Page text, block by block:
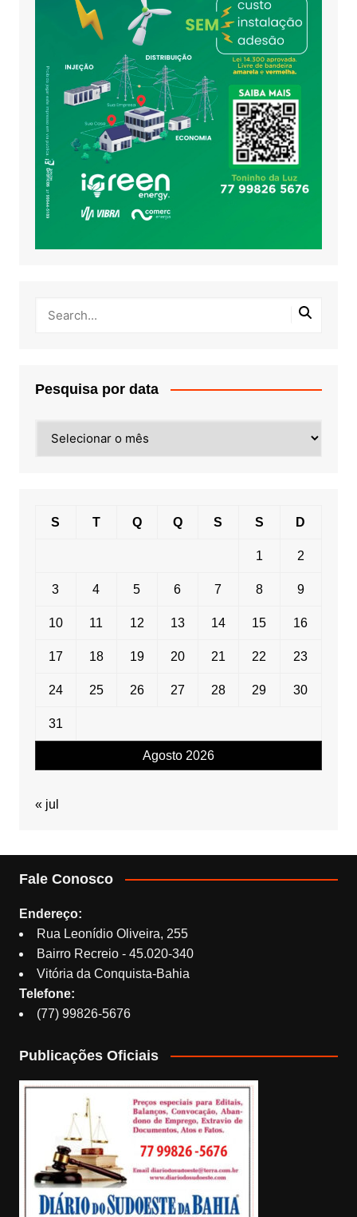
Pesquisa por data
por
Agosto 2026
S T Q Q S S D
1 2
3 4 5 6 7 8 9
10 11 12 13 14 15 16
17 18 19 20 21 22 23
24 25 26 27 28 29 30
31
« jul
Fale Conosco
Endereço:
Rua Leonídio Oliveira, 255
Bairro Recreio - 45.020-340
Vitória da Conquista-Bahia
Telefone:
(77) 99826-5676
Publicações Oficiais